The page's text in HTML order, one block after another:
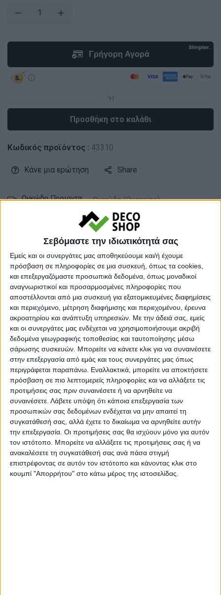
Σεβόμαστε την ιδιωτικότητά σας
Εμείς και οι συνεργάτες μας αποθηκεύουμε και/ή έχουμε
πρόσβαση σε πληροφορίες σε μια συσκευή, όπως τα cookies,
και επεξεργαζόμαστε προσωπικά δεδομένα, όπως μοναδικοί
αναγνωριστικοί και προσαρμοσμένες πληροφορίες που
αποστέλλονται από μια συσκευή για εξατομικευμένες διαφημίσεις
και περιεχόμενο, μέτρηση διαφήμισης και περιεχομένου, έρευνα
ακροατηρίου και ανάπτυξη υπηρεσιών. Με την άδειά σας, εμείς
και οι συνεργάτες μας ενδέχεται να χρησιμοποιήσουμε ακριβή
δεδομένα γεωγραφικής τοποθεσίας και ταυτοποίησης μέσω
σάρωσης συσκευών. Μπορείτε να κάνετε κλικ για να συναινέσετε
στην επεξεργασία από εμάς και τους συνεργάτες μας όπως
περιγράφεται παραπάνω. Εναλλακτικά, μπορείτε να αποκτήσετε
πρόσβαση σε πιο λεπτομερείς πληροφορίες και να αλλάξετε τις
προτιμήσεις σας πριν συναινέσετε ή να αρνηθείτε να
συναινέσετε. Λάβετε υπόψη ότι κάποια επεξεργασία των
προσωπικών σας δεδομένων ενδέχεται να μην απαιτεί τη
συγκατάθεσή σας, αλλά έχετε το δικαίωμα να αρνηθείτε αυτήν
την επεξεργασία. Οι προτιμήσεις σας θα ισχύουν μόνο για αυτόν
τον ιστότοπο. Μπορείτε να αλλάξετε τις προτιμήσεις σας ή να
ανακαλέσετε τη συγκατάθεσή σας ανά πάσα στιγμή
επιστρέφοντας σε αυτόν τον ιστότοπο και κάνοντας κλικ στο
κουμπί "Απορρήτου" στο κάτω μέρος της ιστοσελίδας.
Προσθήκη στο καλάθι
Κωδικός προϊόντος : 43310
Κάνε μια ερώτηση Share
Ογκώδη Προιοντα: Ογκώδη (Oversize)
ΓΩΝΙΑΚΟΙ ΚΑΝΑΠΕΔΕΣ
Tag:
ΚΑΝΑΠΕΔΕΣ
Μάρκα:Pakoworld
Εγγυημένες & Ασφαλείς Συναλλαγές
Περιγραφή Πληροφορίες Αξιολογήσεις (0)
Γωνιακός καναπές-κρεβάτι αναστρέψιμος Lilian
pakoworld γκρι 225x148x81εκ Η πιο εργονομική πρόταση
της αγοράς για το σαλόνι σας είναι ο αναστρέψιμος
καναπές Lilian! Με μία κίνηση μετατρέπεται σε
αναπαυτικό κρεβάτι για να απολαύσετε πολλές στιγμές
χαλάρωσης και ηρεμίας. Τεχνικά χαρακτηριστικά:*